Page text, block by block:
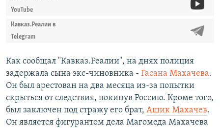
YouTube
Кавказ.Реалии в
Telegram
Как сообщал "Кавказ.Реалии", на днях полиция
задержала сына экс-чиновника - Гасана Махачева.
Он был арестован на два месяца из-за попытки
скрыться от следствия, покинув Россию. Кроме того,
был заключен под стражу его брат, Ашик Махачев.
Он является фигурантом дела Магомеда Махачева